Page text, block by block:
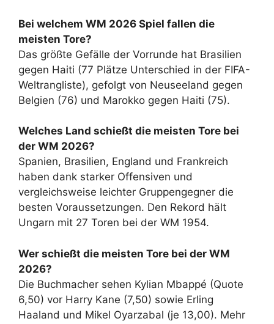
Bei welchem WM 2026 Spiel fallen die
meisten Tore?
Das größte Gefälle der Vorrunde hat Brasilien
gegen Haiti (77 Plätze Unterschied in der FIFA-
Weltrangliste), gefolgt von Neuseeland gegen
Belgien (76) und Marokko gegen Haiti (75).
Welches Land schießt die meisten Tore bei
der WM 2026?
Spanien, Brasilien, England und Frankreich
haben dank starker Offensiven und
vergleichsweise leichter Gruppengegner die
besten Voraussetzungen. Den Rekord hält
Ungarn mit 27 Toren bei der WM 1954.
Wer schießt die meisten Tore bei der WM
2026?
Die Buchmacher sehen Kylian Mbappé (Quote
6,50) vor Harry Kane (7,50) sowie Erling
Haaland und Mikel Oyarzabal (je 13,00). Mehr